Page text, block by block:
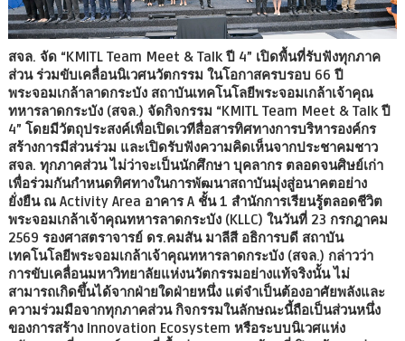
สจล. จัด “KMITL Team Meet & Talk ปี 4” เปิดพื้นที่รับฟังทุกภาค
ส่วน ร่วมขับเคลื่อนนิเวศนวัตกรรม ในโอกาสครบรอบ 66 ปี
พระจอมเกล้าลาดกระบัง สถาบันเทคโนโลยีพระจอมเกล้าเจ้าคุณ
ทหารลาดกระบัง (สจล.) จัดกิจกรรม “KMITL Team Meet & Talk ปี
4” โดยมีวัตถุประสงค์เพื่อเปิดเวทีสื่อสารทิศทางการบริหารองค์กร
สร้างการมีส่วนร่วม และเปิดรับฟังความคิดเห็นจากประชาคมชาว
สจล. ทุกภาคส่วน ไม่ว่าจะเป็นนักศึกษา บุคลากร ตลอดจนศิษย์เก่า
เพื่อร่วมกันกำหนดทิศทางในการพัฒนาสถาบันมุ่งสู่อนาคตอย่าง
ยั่งยืน ณ Activity Area อาคาร A ชั้น 1 สำนักการเรียนรู้ตลอดชีวิต
พระจอมเกล้าเจ้าคุณทหารลาดกระบัง (KLLC) ในวันที่ 23 กรกฎาคม
2569 รองศาสตราจารย์ ดร.คมสัน มาลีสี อธิการบดี สถาบัน
เทคโนโลยีพระจอมเกล้าเจ้าคุณทหารลาดกระบัง (สจล.) กล่าวว่า
การขับเคลื่อนมหาวิทยาลัยแห่งนวัตกรรมอย่างแท้จริงนั้น ไม่
สามารถเกิดขึ้นได้จากฝ่ายใดฝ่ายหนึ่ง แต่จำเป็นต้องอาศัยพลังและ
ความร่วมมือจากทุกภาคส่วน กิจกรรมในลักษณะนี้ถือเป็นส่วนหนึ่ง
ของการสร้าง Innovation Ecosystem หรือระบบนิเวศแห่ง